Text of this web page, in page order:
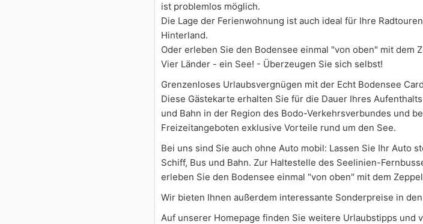
ist problemlos möglich.
Die Lage der Ferienwohnung ist auch ideal für Ihre
Hinterland.
Oder erleben Sie den Bodensee einmal "von oben" mit dem
Vier Länder - ein See! - Überzeugen Sie sich selbst!
Grenzenloses Urlaubsvergnügen mit der Echt Bodensee
Diese Gästekarte erhalten Sie für die Dauer Ihres
und Bahn in der Region des Bodo-Verkehrsverbundes und
Freizeitangeboten exklusive Vorteile rund um den See.
Bei uns sind Sie auch ohne Auto mobil: Lassen Sie Ihr Auto
Schiff, Bus und Bahn. Zur Haltestelle des Seelinien-
erleben Sie den Bodensee einmal "von oben" mit dem
Wir bieten Ihnen außerdem interessante Sonderpreise in
Auf unserer Homepage finden Sie weitere Urlaubstipps und